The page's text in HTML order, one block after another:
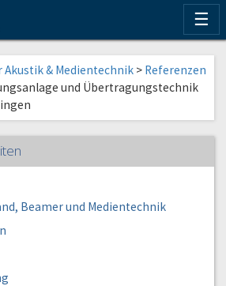
☰
Akustik & Medientechnik > Referenzen
und Übertragungstechnik
Beamer und Medientechnik